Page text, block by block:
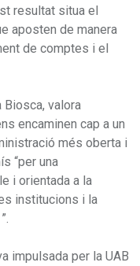
resultat situa el
aposten de manera
de comptes i el
Biosca, valora
encaminen cap a un
més oberta i
“per una
i orientada a la
institucions i la
impulsada per la UAB